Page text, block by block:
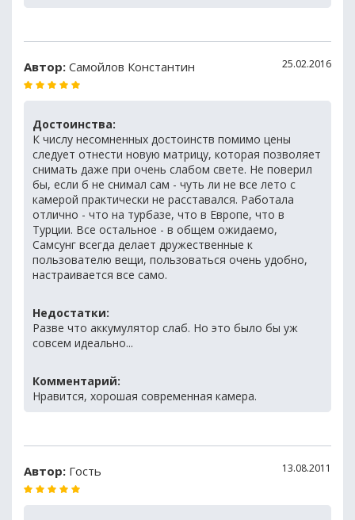
Автор: Самойлов Константин 25.02.2016
Достоинства:
К числу несомненных достоинств помимо цены
следует отнести новую матрицу, которая позволяет
снимать даже при очень слабом свете. Не поверил
бы, если б не снимал сам - чуть ли не все лето с
камерой практически не расставался. Работала
отлично - что на турбазе, что в Европе, что в
Турции. Все остальное - в общем ожидаемо,
Самсунг всегда делает дружественные к
пользователю вещи, пользоваться очень удобно,
настраивается все само.
Недостатки:
Разве что аккумулятор слаб. Но это было бы уж
совсем идеально...
Комментарий:
Нравится, хорошая современная камера.
Автор: Гость 13.08.2011